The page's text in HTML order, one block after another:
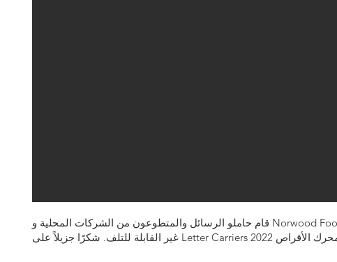
قام حاملو الرسائل والمتطوعون من الشركات المحلية و Norwood Food Pantry بتفريغ وتكديس ما يقرب من 5000 رطل من الأطعمة